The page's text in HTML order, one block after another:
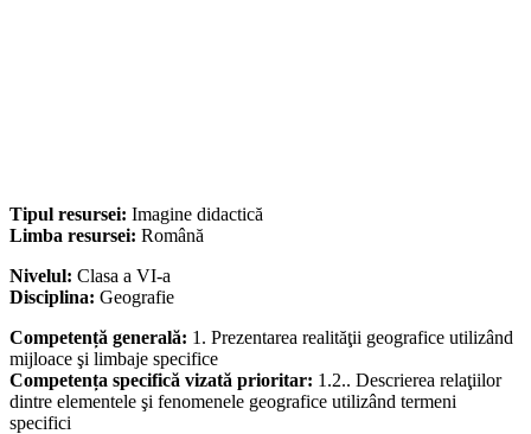
Tipul resursei: Imagine didactică
Limba resursei: Română
Nivelul: Clasa a VI-a
Disciplina: Geografie
Competență generală: 1. Prezentarea realităţii geografice utilizând
mijloace şi limbaje specifice
Competența specifică vizată prioritar: 1.2.. Descrierea relaţiilor
dintre elementele şi fenomenele geografice utilizând termeni
specifici